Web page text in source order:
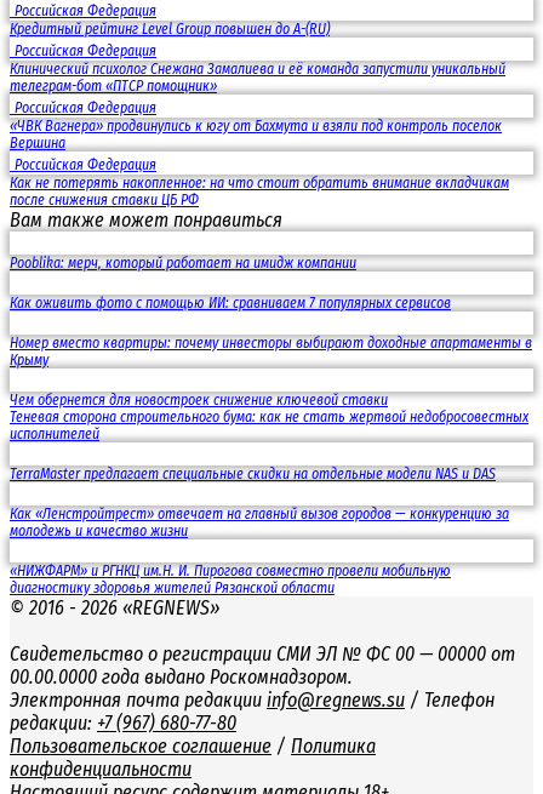
Российская Федерация
Кредитный рейтинг Level Group повышен до A-(RU)
Российская Федерация
Клинический психолог Снежана Замалиева и её команда запустили уникальный
телеграм-бот «ПТСР помощник»
Российская Федерация
«ЧВК Вагнера» продвинулись к югу от Бахмута и взяли под контроль поселок
Вершина
Российская Федерация
Как не потерять накопленное: на что стоит обратить внимание вкладчикам
после снижения ставки ЦБ РФ
Вам также может понравиться
Pooblika: мерч, который работает на имидж компании
Как оживить фото с помощью ИИ: сравниваем 7 популярных сервисов
Номер вместо квартиры: почему инвесторы выбирают доходные апартаменты в
Крыму
Чем обернется для новостроек снижение ключевой ставки
Теневая сторона строительного бума: как не стать жертвой недобросовестных
исполнителей
TerraMaster предлагает специальные скидки на отдельные модели NAS и DAS
Как «Ленстройтрест» отвечает на главный вызов городов — конкуренцию за
молодежь и качество жизни
«НИЖФАРМ» и РГНКЦ им.Н. И. Пирогова совместно провели мобильную
диагностику здоровья жителей Рязанской области
© 2016 - 2026 «REGNEWS»
Свидетельство о регистрации СМИ ЭЛ № ФС 00 — 00000 от
00.00.0000 года выдано Роскомнадзором.
Электронная почта редакции info@regnews.su / Телефон
редакции: +7 (967) 680-77-80
Пользовательское соглашение / Политика
конфиденциальности